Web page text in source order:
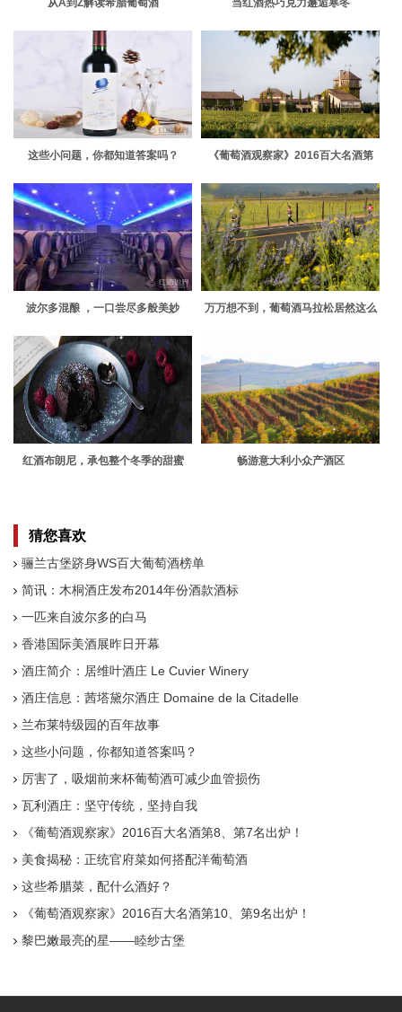
从A到Z解读希腊葡萄酒 当红酒热巧克力邂逅寒冬
这些小问题，你都知道答案吗？
《葡萄酒观察家》2016百大名酒第
波尔多混酿 ，一口尝尽多般美妙
万万想不到，葡萄酒马拉松居然这么
红酒布朗尼，承包整个冬季的甜蜜 畅游意大利小众产酒区
猜您喜欢
骊兰古堡跻身WS百大葡萄酒榜单
简讯：木桐酒庄发布2014年份酒款酒标
一匹来自波尔多的白马
香港国际美酒展昨日开幕
酒庄简介：居维叶酒庄 Le Cuvier Winery
酒庄信息：茜塔黛尔酒庄 Domaine de la Citadelle
兰布莱特级园的百年故事
这些小问题，你都知道答案吗？
厉害了，吸烟前来杯葡萄酒可减少血管损伤
瓦利酒庄：坚守传统，坚持自我
《葡萄酒观察家》2016百大名酒第8、第7名出炉！
美食揭秘：正统官府菜如何搭配洋葡萄酒
这些希腊菜，配什么酒好？
《葡萄酒观察家》2016百大名酒第10、第9名出炉！
黎巴嫩最亮的星——睦纱古堡